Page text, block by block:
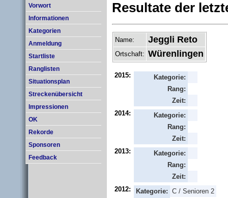
Vorwort
Informationen
Kategorien
Anmeldung
Startliste
Ranglisten
Situationsplan
Streckenübersicht
Impressionen
OK
Rekorde
Sponsoren
Feedback
Resultate der
Name: Jeggli Reto
Ortschaft: Würenlingen
2015:
Kategorie:
Rang:
Zeit:
2014:
Kategorie:
Rang:
Zeit:
2013:
Kategorie:
Rang:
Zeit:
2012:
Kategorie: C / Senioren 2